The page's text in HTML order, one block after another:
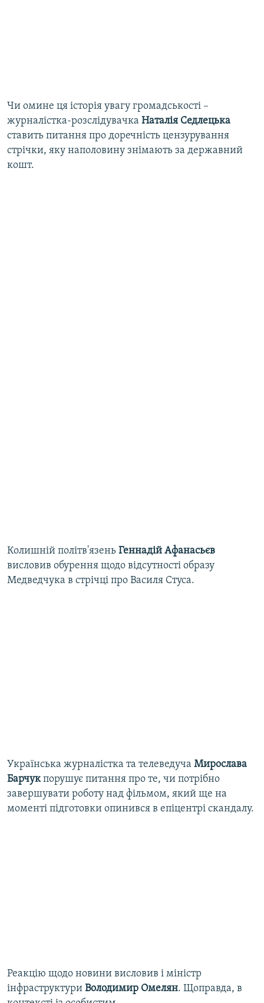
Чи омине ця історія увагу громадськості –
журналістка-розслідувачка Наталія Седлецька
ставить питання про доречність цензурування
стрічки, яку наполовину знімають за державний
кошт.
Колишній політв'язень Геннадій Афанасьєв
висловив обурення щодо відсутності образу
Медведчука в стрічці про Василя Стуса.
Українська журналістка та телеведуча Мирослава
Барчукпорушує питання про те, чи потрібно
завершувати роботу над фільмом, який ще на
моменті підготовки опинився в епіцентрі скандалу.
Реакцію щодо новини висловив і міністр
інфраструктури Володимир Омелян. Щоправда, в